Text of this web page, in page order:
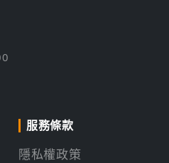
服務條款
隱私權政策